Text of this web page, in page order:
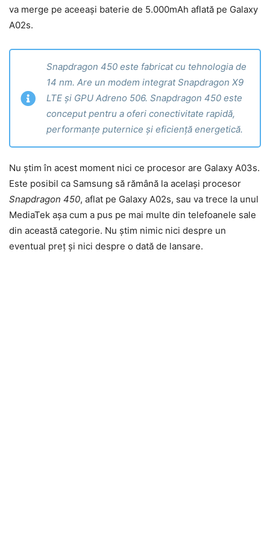
va merge pe aceeași baterie de 5.000mAh aflată pe Galaxy
A02s.
Snapdragon 450 este fabricat cu tehnologia de
14 nm. Are un modem integrat Snapdragon X9
LTE ​​și GPU Adreno 506. Snapdragon 450 este
conceput pentru a oferi conectivitate rapidă,
performanțe puternice și eficiență energetică.
Nu știm în acest moment nici ce procesor are Galaxy A03s.
Este posibil ca Samsung să rămână la același procesor
Snapdragon 450, aflat pe Galaxy A02s, sau va trece la unul
MediaTek așa cum a pus pe mai multe din telefoanele sale
din această categorie. Nu știm nimic nici despre un
eventual preț și nici despre o dată de lansare.